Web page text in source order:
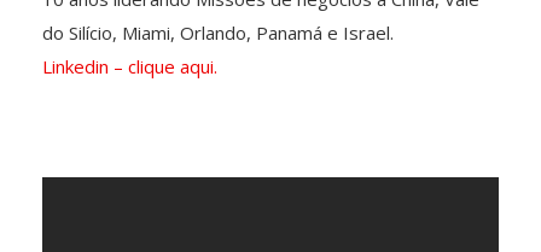
do Silício, Miami, Orlando, Panamá e Israel.
Linkedin – clique aqui.